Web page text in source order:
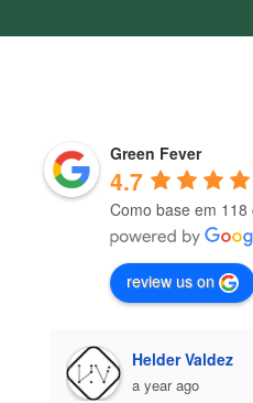
Green Fever
4.7
Como base em 118
review us on
Helder Valdez
a year ago